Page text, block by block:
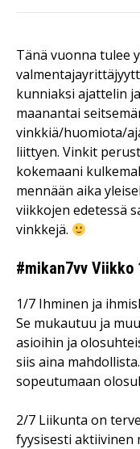
Tänä vuonna tulee
kunniaksi ajattelin
maanantai
vinkkiä/huomiota/
liittyen. Vinkit
kokemaani
mennään aika
viikkojen edetessä
vinkkejä.
#mikan7vv Viikko
1/7 Ihminen ja
Se mukautuu ja
asioihin ja
siis aina
sopeutumaan
2/7 Liikunta on
fyysisesti aktiivinen